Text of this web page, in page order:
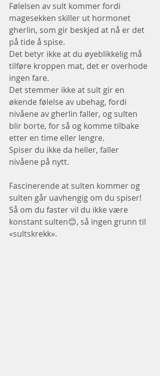
Følelsen av sult kommer fordi
magesekken skiller ut hormonet
gherlin, som gir beskjed at nå er det
på tide å spise.
Det betyr ikke at du øyeblikkelig må
tilføre kroppen mat, det er overhode
ingen fare.
Det stemmer ikke at sult gir en
økende følelse av ubehag, fordi
nivåene av gherlin faller, og sulten
blir borte, for så og komme tilbake
etter en time eller lengre.
Spiser du ikke da heller, faller
nivåene på nytt.
Fascinerende at sulten kommer og
sulten går uavhengig om du spiser!
Så om du faster vil du ikke være
konstant sulten😊, så ingen grunn til
«sultskrekk».